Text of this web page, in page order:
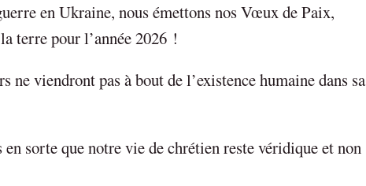
en Ukraine, nous émettons nos Vœux de Paix,
terre pour l’année 2026 !
ne viendront pas à bout de l’existence humaine dans sa
sorte que notre vie de chrétien reste véridique et non